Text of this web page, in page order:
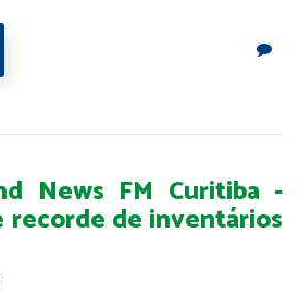
News FM Curitiba -
recorde de inventários